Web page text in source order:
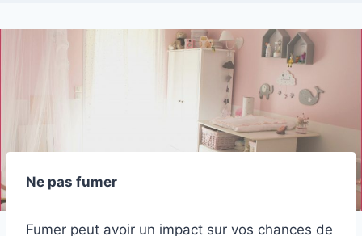
Ne pas fumer
Fumer peut avoir un impact sur vos chances de